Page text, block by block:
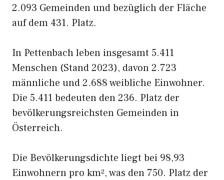
2.093 Gemeinden und bezüglich der Fläche
auf dem 431. Platz.
In Pettenbach leben insgesamt 5.411
Menschen (Stand 2023), davon 2.723
männliche und 2.688 weibliche Einwohner.
Die 5.411 bedeuten den 236. Platz der
bevölkerungsreichsten Gemeinden in
Österreich.
Die Bevölkerungsdichte liegt bei 98,93
Einwohnern pro km², was den 750. Platz der